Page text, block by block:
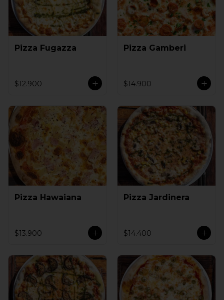
Pizza Fugazza
$12.900
Pizza Gamberi
$14.900
Pizza Hawaiana
$13.900
Pizza Jardinera
$14.400